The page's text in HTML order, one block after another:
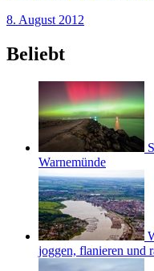
8. August 2012
Beliebt
Warnemünde
joggen, flanieren und